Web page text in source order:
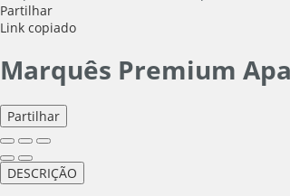
Partilhar
Link copiado
Marquês Premium
Partilhar
DESCRIÇÃO